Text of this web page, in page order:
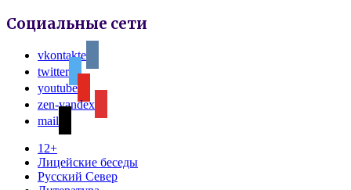
Социальные сети
vkontakte
twitter
youtube
zen-yandex
mail
12+
Лицейские беседы
Русский Север